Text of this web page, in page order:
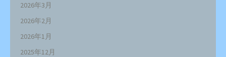
2026年3月
2026年2月
2026年1月
2025年12月